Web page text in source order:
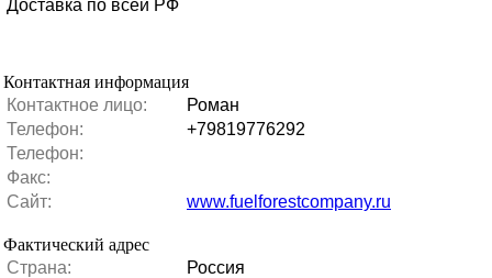
Доставка по всей РФ
Контактная информация
Контактное лицо:
Роман
Телефон:
+79819776292
Телефон:
Факс:
Сайт:
www.fuelforestcompany.ru
Фактический адрес
Страна:
Россия